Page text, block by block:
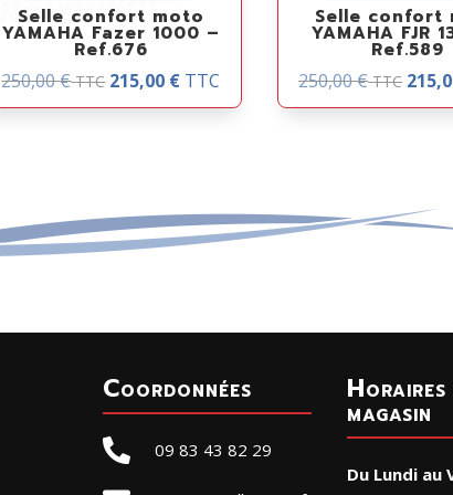
Selle confort moto
YAMAHA Fazer 1000 –
Ref.676
250,00€ TTC 215,00 € TTC
Selle confort
YAMAHA FJR
Ref.589
250,00€ TTC
Coordonnées
 09 83 43 82 29
Horaires
magasin
Du Lundi au